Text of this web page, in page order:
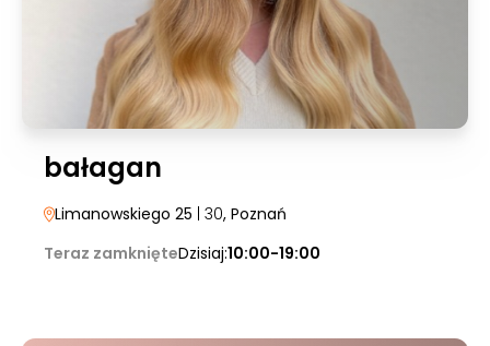
bałagan
Limanowskiego 25 | 30, Poznań
Teraz zamknięteDzisiaj:10:00-19:00